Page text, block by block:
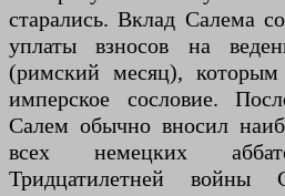
старались. Вклад Салема
уплаты взносов на
(римский месяц),
имперское сословие.
Салем обычно вносил
всех немецких
Тридцатилетней войны